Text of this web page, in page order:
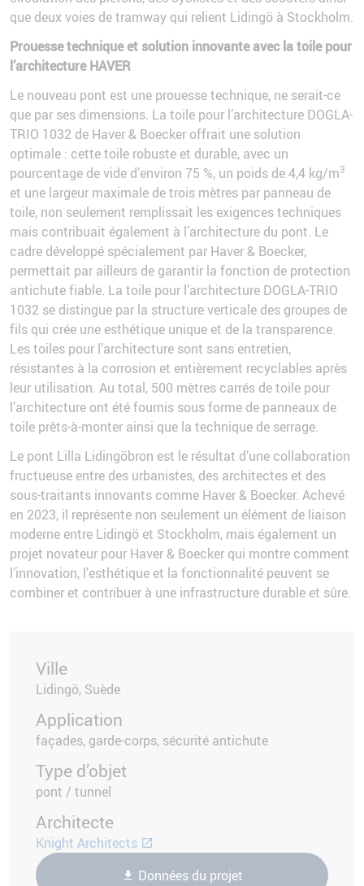
que deux voies de tramway qui relient Lidingö à Stockholm.
Prouesse technique et solution innovante avec la toile pour
l’architecture HAVER
Le nouveau pont est une prouesse technique, ne serait-ce
que par ses dimensions. La toile pour l’architecture DOGLA-
TRIO 1032 de Haver & Boecker offrait une solution
optimale : cette toile robuste et durable, avec un
pourcentage de vide d’environ 75 %, un poids de 4,4 kg/m3
et une largeur maximale de trois mètres par panneau de
toile, non seulement remplissait les exigences techniques
mais contribuait également à l’architecture du pont. Le
cadre développé spécialement par Haver & Boecker,
permettait par ailleurs de garantir la fonction de protection
antichute fiable. La toile pour l’architecture DOGLA-TRIO
1032 se distingue par la structure verticale des groupes de
fils qui crée une esthétique unique et de la transparence.
Les toiles pour l’architecture sont sans entretien,
résistantes à la corrosion et entièrement recyclables après
leur utilisation. Au total, 500 mètres carrés de toile pour
l’architecture ont été fournis sous forme de panneaux de
toile prêts-à-monter ainsi que la technique de serrage.
Le pont Lilla Lidingöbron est le résultat d’une collaboration
fructueuse entre des urbanistes, des architectes et des
sous-traitants innovants comme Haver & Boecker. Achevé
en 2023, il représente non seulement un élément de liaison
moderne entre Lidingö et Stockholm, mais également un
projet novateur pour Haver & Boecker qui montre comment
l’innovation, l’esthétique et la fonctionnalité peuvent se
combiner et contribuer à une infrastructure durable et sûre.
Ville
Lidingö, Suède
Application
façades, garde-corps, sécurité antichute
Type d’objet
pont / tunnel
Architecte
Knight Architects
Données du projet